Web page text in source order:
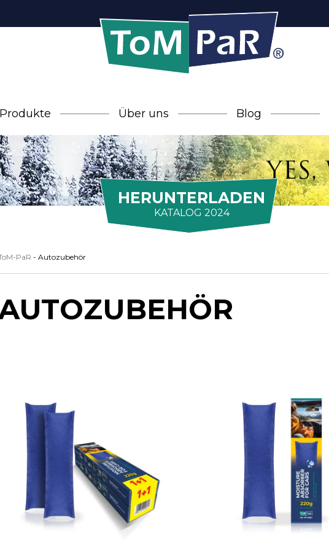
Über uns Blog
HERUNTERLADEN
KATALOG 2024
PaR - Autozubehör